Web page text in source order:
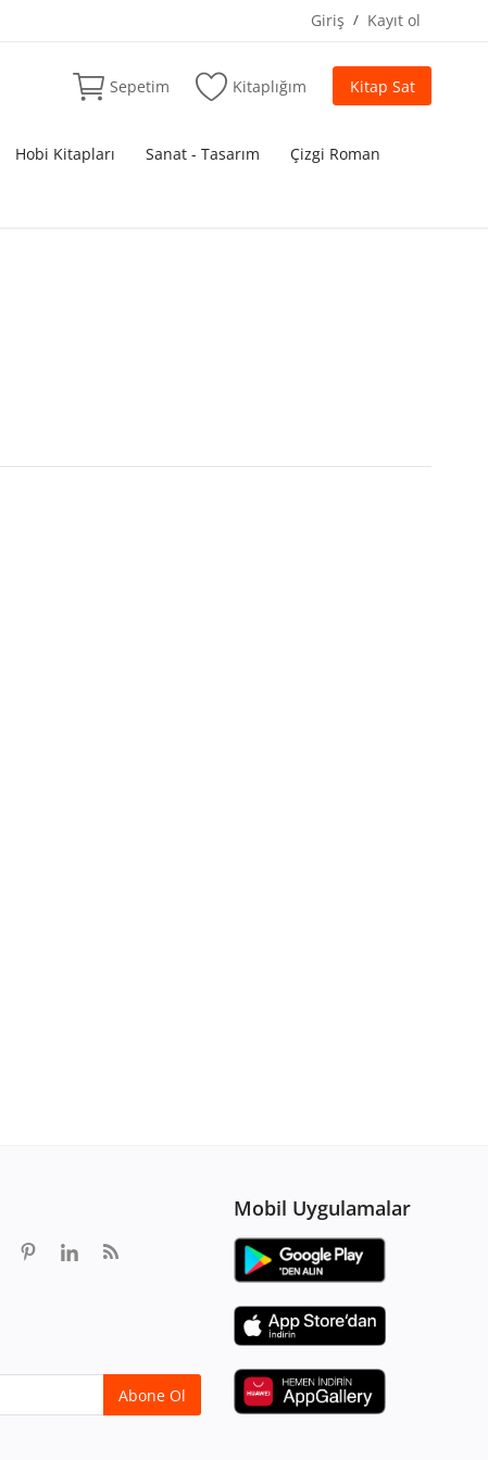
Giriş / Kayıt ol
Sepetim Kitaplığım Kitap Sat
Hobi Kitapları Sanat - Tasarım Çizgi Roman
Abone Ol
Mobil Uygulamalar